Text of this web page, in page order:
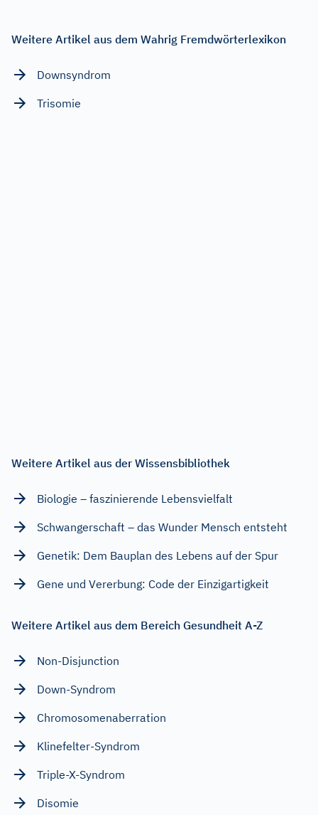
Weitere Artikel aus dem Wahrig Fremdwörterlexikon
Downsyndrom
Trisomie
Weitere Artikel aus der Wissensbibliothek
Biologie – faszinierende Lebensvielfalt
Schwangerschaft – das Wunder Mensch entsteht
Genetik: Dem Bauplan des Lebens auf der Spur
Gene und Vererbung: Code der Einzigartigkeit
Weitere Artikel aus dem Bereich Gesundheit A-Z
Non-Disjunction
Down-Syndrom
Chromosomenaberration
Klinefelter-Syndrom
Triple-X-Syndrom
Disomie